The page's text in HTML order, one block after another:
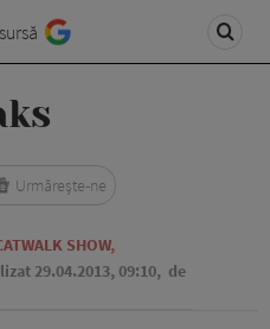
SHOW,
29.04.2013, 09:10, de
Urmărește-ne